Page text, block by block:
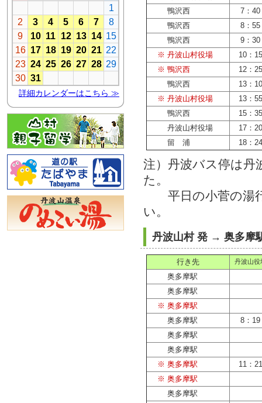
鴨沢西
7：40
鴨沢西
8：55
鴨沢西
9：30
※ 丹波山村役場
10：15
※ 鴨沢西
12：25
鴨沢西
13：10
※ 丹波山村役場
13：55
鴨沢西
15：35
丹波山村役場
17：20
留 浦
18：24
注）丹波バス停は丹
た
平日の小菅の湯行
い
丹波山村 発 → 奥多摩
行き先 丹波山役
奥多摩駅
奥多摩駅
※ 奥多摩駅
奥多摩駅
8：19
奥多摩駅
奥多摩駅
※ 奥多摩駅
11：21
※ 奥多摩駅
奥多摩駅